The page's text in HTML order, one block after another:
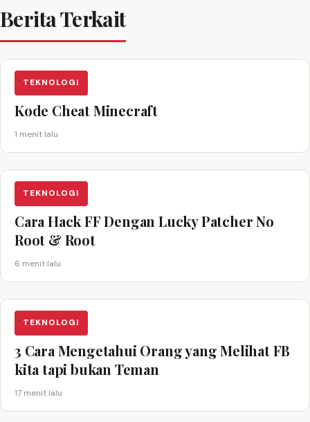
Berita Terkait
TEKNOLOGI
Kode Cheat Minecraft
1 menit lalu
TEKNOLOGI
Cara Hack FF Dengan Lucky Patcher No
Root & Root
6 menit lalu
TEKNOLOGI
3 Cara Mengetahui Orang yang Melihat FB
kita tapi bukan Teman
17 menit lalu